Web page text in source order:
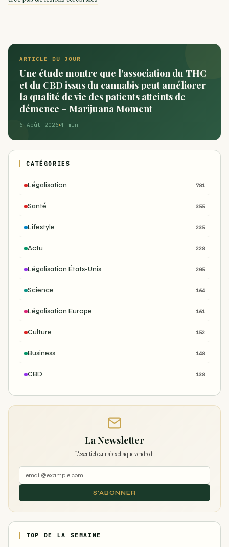
ARTICLE DU JOUR
Une étude montre que l’association du THC
et du CBD issus du cannabis peut améliorer
la qualité de vie des patients atteints de
démence – Marijuana Moment
6 Août 2026 4 min
CATÉGORIES
Légalisation 781
Santé 355
Lifestyle 235
Actu 228
Légalisation États-Unis 205
Science 164
Légalisation Europe 161
Culture 152
Business 148
CBD 138
La Newsletter
L'essentiel cannabis chaque vendredi
S'ABONNER
TOP DE LA SEMAINE